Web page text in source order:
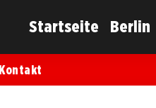
Startseite Berlin